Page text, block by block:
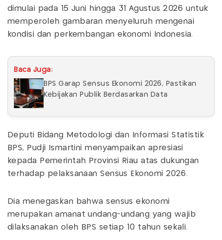
dimulai pada 15 Juni hingga 31 Agustus 2026 untuk
memperoleh gambaran menyeluruh mengenai
kondisi dan perkembangan ekonomi Indonesia.
Baca Juga:
BPS Garap Sensus Ekonomi 2026, Pastikan
Kebijakan Publik Berdasarkan Data
Deputi Bidang Metodologi dan Informasi Statistik
BPS, Pudji Ismartini menyampaikan apresiasi
kepada Pemerintah Provinsi Riau atas dukungan
terhadap pelaksanaan Sensus Ekonomi 2026.
Dia menegaskan bahwa sensus ekonomi
merupakan amanat undang-undang yang wajib
dilaksanakan oleh BPS setiap 10 tahun sekali.